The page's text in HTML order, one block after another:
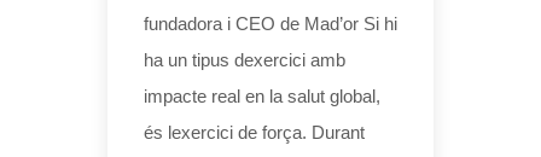
fundadora i CEO de Mad’or Si hi
ha un tipus dexercici amb
impacte real en la salut global,
és lexercici de força. Durant